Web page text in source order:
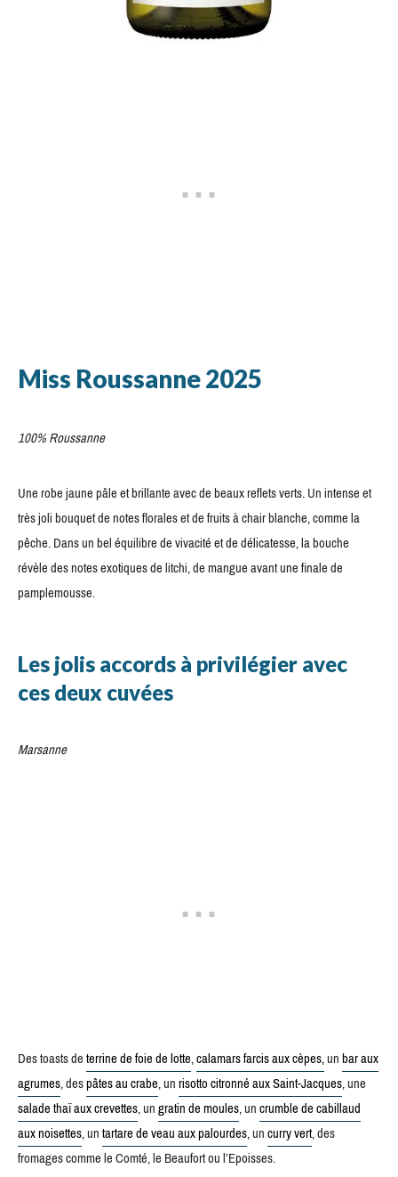
Miss Roussanne 2025
100% Roussanne
Une robe jaune pâle et brillante avec de beaux reflets verts. Un intense et
très joli bouquet de notes florales et de fruits à chair blanche, comme la
pêche. Dans un bel équilibre de vivacité et de délicatesse, la bouche
révèle des notes exotiques de litchi, de mangue avant une finale de
pamplemousse.
Les jolis accords à privilégier avec
ces deux cuvées
Marsanne
Des toasts deterrine de foie de lotte,calamars farcis aux cèpes,unbar aux
agrumes, despâtes au crabe, unrisotto citronné aux Saint-Jacques, une
salade thaï aux crevettes, ungratin de moules, uncrumble de cabillaud
aux noisettes, untartare de veau aux palourdes, uncurry vert, des
fromages comme le Comté, le Beaufort ou l’Epoisses.